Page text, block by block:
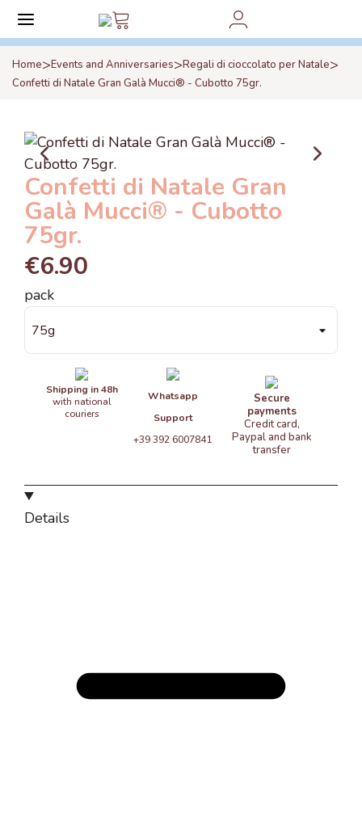
Home>Events and Anniversaries>Regali di cioccolato per Natale>
Confetti di Natale Gran Galà Mucci® - Cubotto 75gr.
Confetti di Natale Gran
Galà Mucci® - Cubotto
75gr.
€6.90
pack
Shipping in 48h
with national
couriers
Whatsapp
Support
+39 392 6007841
Secure
payments
Credit card,
Paypal and bank
transfer
Details